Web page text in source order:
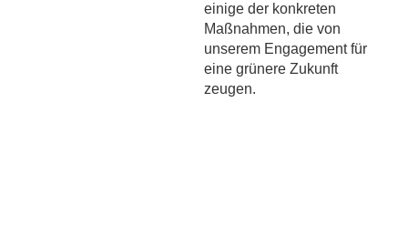
einige der konkreten
Maßnahmen, die von
unserem Engagement für
eine grünere Zukunft
zeugen.